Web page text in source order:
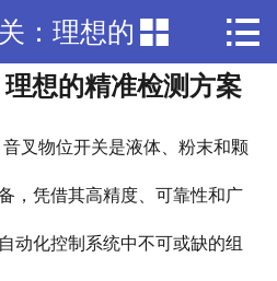
 网站首页
公司简介
产品中心
公司资质
新闻中心
：理想的
方案
 
想的精准检测方案
叉物位开关是液体、粉末和颗
，凭借其高精度、可靠性和广
动化控制系统中不可或缺的组